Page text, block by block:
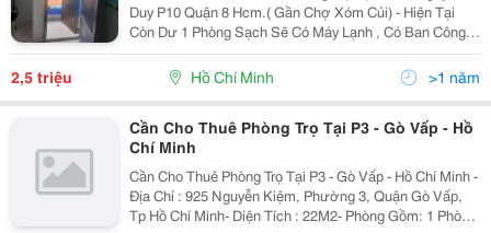
Duy P10 Quận 8 Hcm.( Gần Chợ Xóm Củi) - Hiện Tại
Còn Dư 1 Phòng Sạch Sẽ Có Máy Lạnh , Có Ban Công
View Thoáng Mát. - Khu Vực An Ninh Cực Tốt, Yên
Tĩnh. - Giá: 2,5 Triệu/ Tháng Khách Có Nhu Cầu Xin...
2,5 triệu Hồ Chí Minh >1 năm
Cần Cho Thuê Phòng Trọ Tại P3 - Gò Vấp - Hồ
Chí Minh
Cần Cho Thuê Phòng Trọ Tại P3 - Gò Vấp - Hồ Chí Minh -
Địa Chỉ : 925 Nguyễn Kiệm, Phường 3, Quận Gò Vấp,
Tp Hồ Chí Minh- Diện Tích : 22M2- Phòng Gồm: 1 Phòng